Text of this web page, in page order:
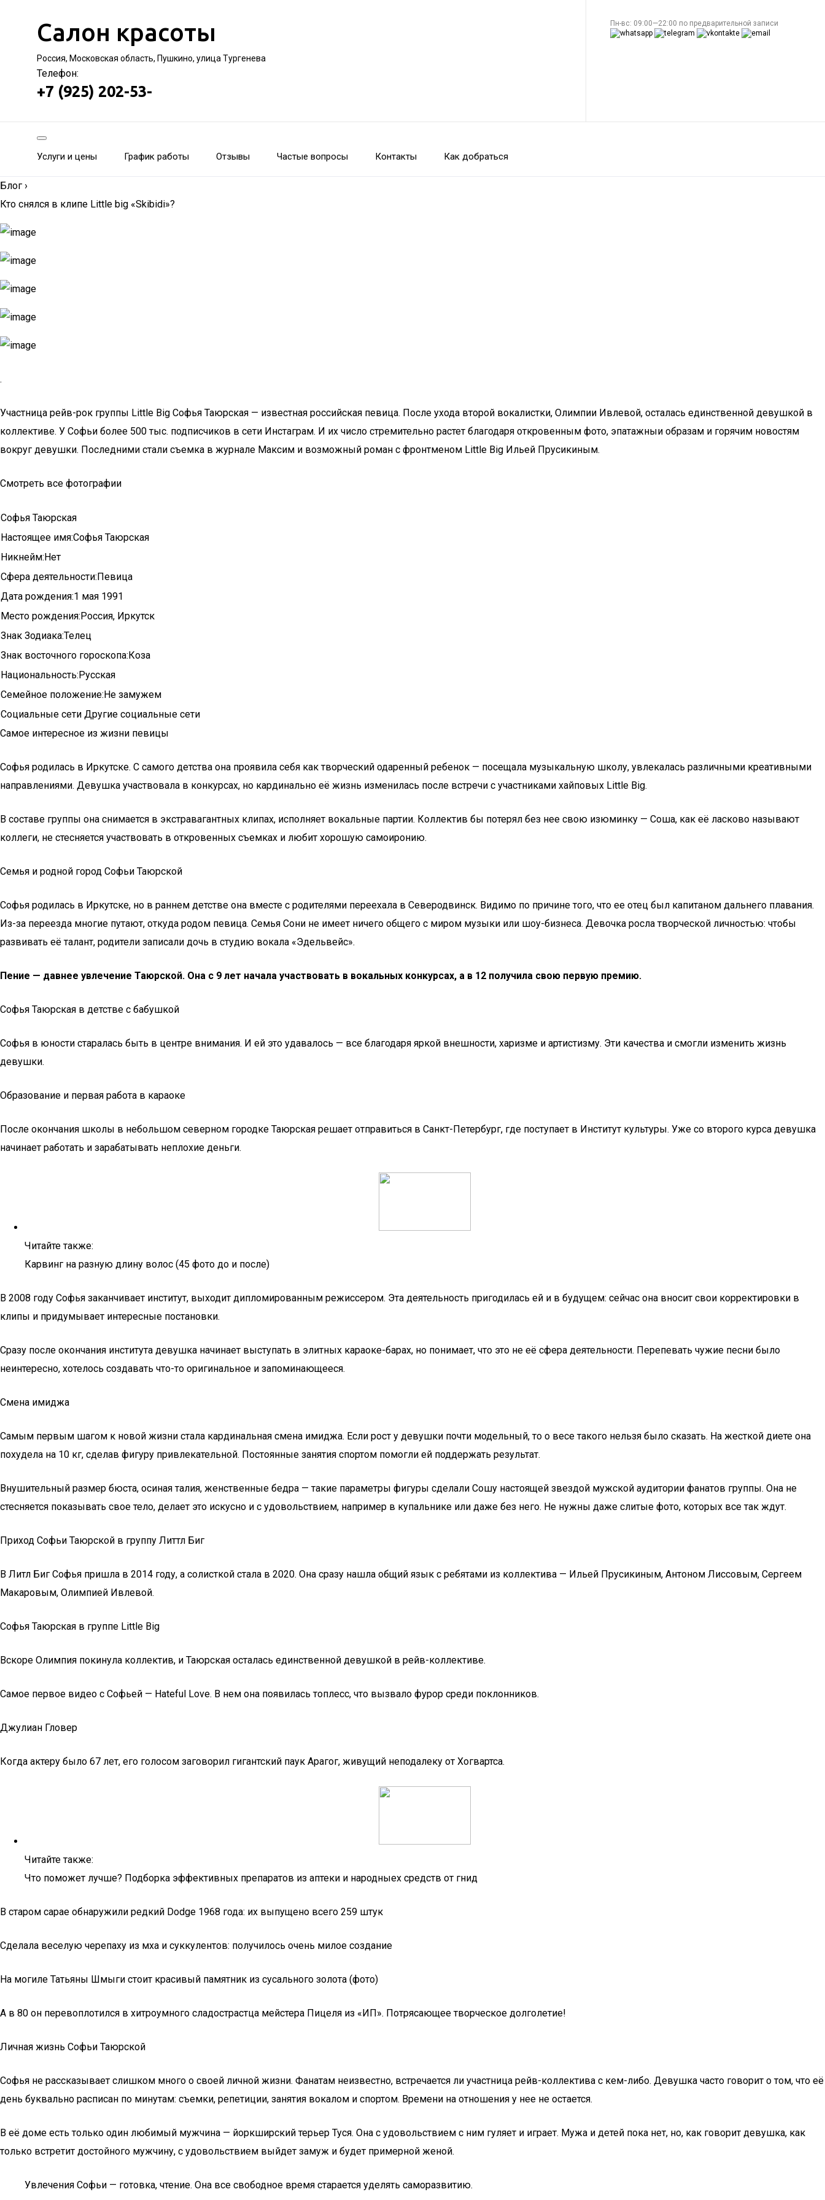
Салон красоты
Россия, Московская область, Пушкино, улица Тургенева
Телефон:
+7 (925) 202-53-
Пн-вс: 09:00—22:00 по предварительной записи
Услуги и цены График работы Отзывы Частые вопросы Контакты Как добраться
Блог ›
Кто снялся в клипе Little big «Skibidi»?
.
Участница рейв-рок группы Little Big Софья Таюрская — известная российская певица. После ухода второй вокалистки, Олимпии Ивлевой, осталась единственной девушкой в
коллективе. У Софьи более 500 тыс. подписчиков в сети Инстаграм. И их число стремительно растет благодаря откровенным фото, эпатажныи образам и горячим новостям
вокруг девушки. Последними стали съемка в журнале Максим и возможный роман с фронтменом Little Big Ильей Прусикиным.
Смотреть все фотографии
Софья Таюрская
Настоящее имя:Софья Таюрская
Никнейм:Нет
Сфера деятельности:Певица
Дата рождения:1 мая 1991
Место рождения:Россия, Иркутск
Знак Зодиака:Телец
Знак восточного гороскопа:Коза
Национальность:Русская
Семейное положение:Не замужем
Социальные сети Другие социальные сети
Самое интересное из жизни певицы
Софья родилась в Иркутске. С самого детства она проявила себя как творческий одаренный ребенок — посещала музыкальную школу, увлекалась различными креативными
направлениями. Девушка участвовала в конкурсах, но кардинально её жизнь изменилась после встречи с участниками хайповых Little Big.
В составе группы она снимается в экстравагантных клипах, исполняет вокальные партии. Коллектив бы потерял без нее свою изюминку — Соша, как её ласково называют
коллеги, не стесняется участвовать в откровенных съемках и любит хорошую самоиронию.
Семья и родной город Софьи Таюрской
Софья родилась в Иркутске, но в раннем детстве она вместе с родителями переехала в Северодвинск. Видимо по причине того, что ее отец был капитаном дальнего плавания.
Из-за переезда многие путают, откуда родом певица. Семья Сони не имеет ничего общего с миром музыки или шоу-бизнеса. Девочка росла творческой личностью: чтобы
развивать её талант, родители записали дочь в студию вокала «Эдельвейс».
Пение — давнее увлечение Таюрской. Она с 9 лет начала участвовать в вокальных конкурсах, а в 12 получила свою первую премию.
Софья Таюрская в детстве с бабушкой
Софья в юности старалась быть в центре внимания. И ей это удавалось — все благодаря яркой внешности, харизме и артистизму. Эти качества и смогли изменить жизнь
девушки.
Образование и первая работа в караоке
После окончания школы в небольшом северном городке Таюрская решает отправиться в Санкт-Петербург, где поступает в Институт культуры. Уже со второго курса девушка
начинает работать и зарабатывать неплохие деньги.
Читайте также:
Карвинг на разную длину волос (45 фото до и после)
В 2008 году Софья заканчивает институт, выходит дипломированным режиссером. Эта деятельность пригодилась ей и в будущем: сейчас она вносит свои корректировки в
клипы и придумывает интересные постановки.
Сразу после окончания института девушка начинает выступать в элитных караоке-барах, но понимает, что это не её сфера деятельности. Перепевать чужие песни было
неинтересно, хотелось создавать что-то оригинальное и запоминающееся.
Смена имиджа
Самым первым шагом к новой жизни стала кардинальная смена имиджа. Если рост у девушки почти модельный, то о весе такого нельзя было сказать. На жесткой диете она
похудела на 10 кг, сделав фигуру привлекательной. Постоянные занятия спортом помогли ей поддержать результат.
Внушительный размер бюста, осиная талия, женственные бедра — такие параметры фигуры сделали Сошу настоящей звездой мужской аудитории фанатов группы. Она не
стесняется показывать свое тело, делает это искусно и с удовольствием, например в купальнике или даже без него. Не нужны даже слитые фото, которых все так ждут.
Приход Софьи Таюрской в группу Литтл Биг
В Литл Биг Софья пришла в 2014 году, а солисткой стала в 2020. Она сразу нашла общий язык с ребятами из коллектива — Ильей Прусикиным, Антоном Лиссовым, Сергеем
Макаровым, Олимпией Ивлевой.
Софья Таюрская в группе Little Big
Вскоре Олимпия покинула коллектив, и Таюрская осталась единственной девушкой в рейв-коллективе.
Самое первое видео с Софьей — Hateful Love. В нем она появилась топлесс, что вызвало фурор среди поклонников.
Джулиан Гловер
Когда актеру было 67 лет, его голосом заговорил гигантский паук Арагог, живущий неподалеку от Хогвартса.
Читайте также:
Что поможет лучше? Подборка эффективных препаратов из аптеки и народныех средств от гнид
В старом сарае обнаружили редкий Dodge 1968 года: их выпущено всего 259 штук
Сделала веселую черепаху из мха и суккулентов: получилось очень милое создание
На могиле Татьяны Шмыги стоит красивый памятник из сусального золота (фото)
А в 80 он перевоплотился в хитроумного сладострастца мейстера Пицеля из «ИП». Потрясающее творческое долголетие!
Личная жизнь Софьи Таюрской
Софья не рассказывает слишком много о своей личной жизни. Фанатам неизвестно, встречается ли участница рейв-коллектива с кем-либо. Девушка часто говорит о том, что её
день буквально расписан по минутам: съемки, репетиции, занятия вокалом и спортом. Времени на отношения у нее не остается.
В её доме есть только один любимый мужчина — йоркширский терьер Туся. Она с удовольствием с ним гуляет и играет. Мужа и детей пока нет, но, как говорит девушка, как
только встретит достойного мужчину, с удовольствием выйдет замуж и будет примерной женой.
Увлечения Софьи — готовка, чтение. Она все свободное время старается уделять саморазвитию.